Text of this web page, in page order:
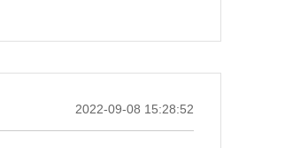
2022-09-08 15:28:52